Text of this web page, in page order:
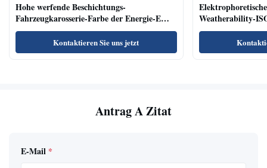
Hohe werfende Beschichtungs-
Fahrzeugkarosserie-Farbe der Energie-E
enthält nicht Schwermetall
Kontaktieren Sie uns jetzt
Weatherability-
Antrag A Zitat
E-Mail *